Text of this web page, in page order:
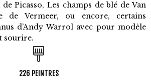
Picasso, Les champs de blé de Van
de Vermeer, ou encore, certains
d’Andy Warrol avec pour modèle
sourire.
226 PEINTRES